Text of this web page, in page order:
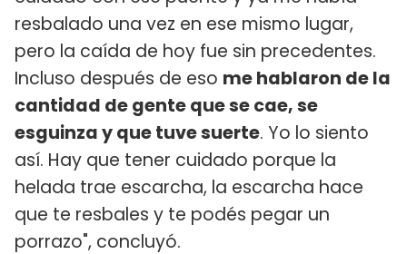
resbalado una vez en ese mismo lugar,
pero la caída de hoy fue sin precedentes.
Incluso después de eso me hablaron de la
cantidad de gente que se cae, se
esguinza y que tuve suerte. Yo lo siento
así. Hay que tener cuidado porque la
helada trae escarcha, la escarcha hace
que te resbales y te podés pegar un
porrazo", concluyó.